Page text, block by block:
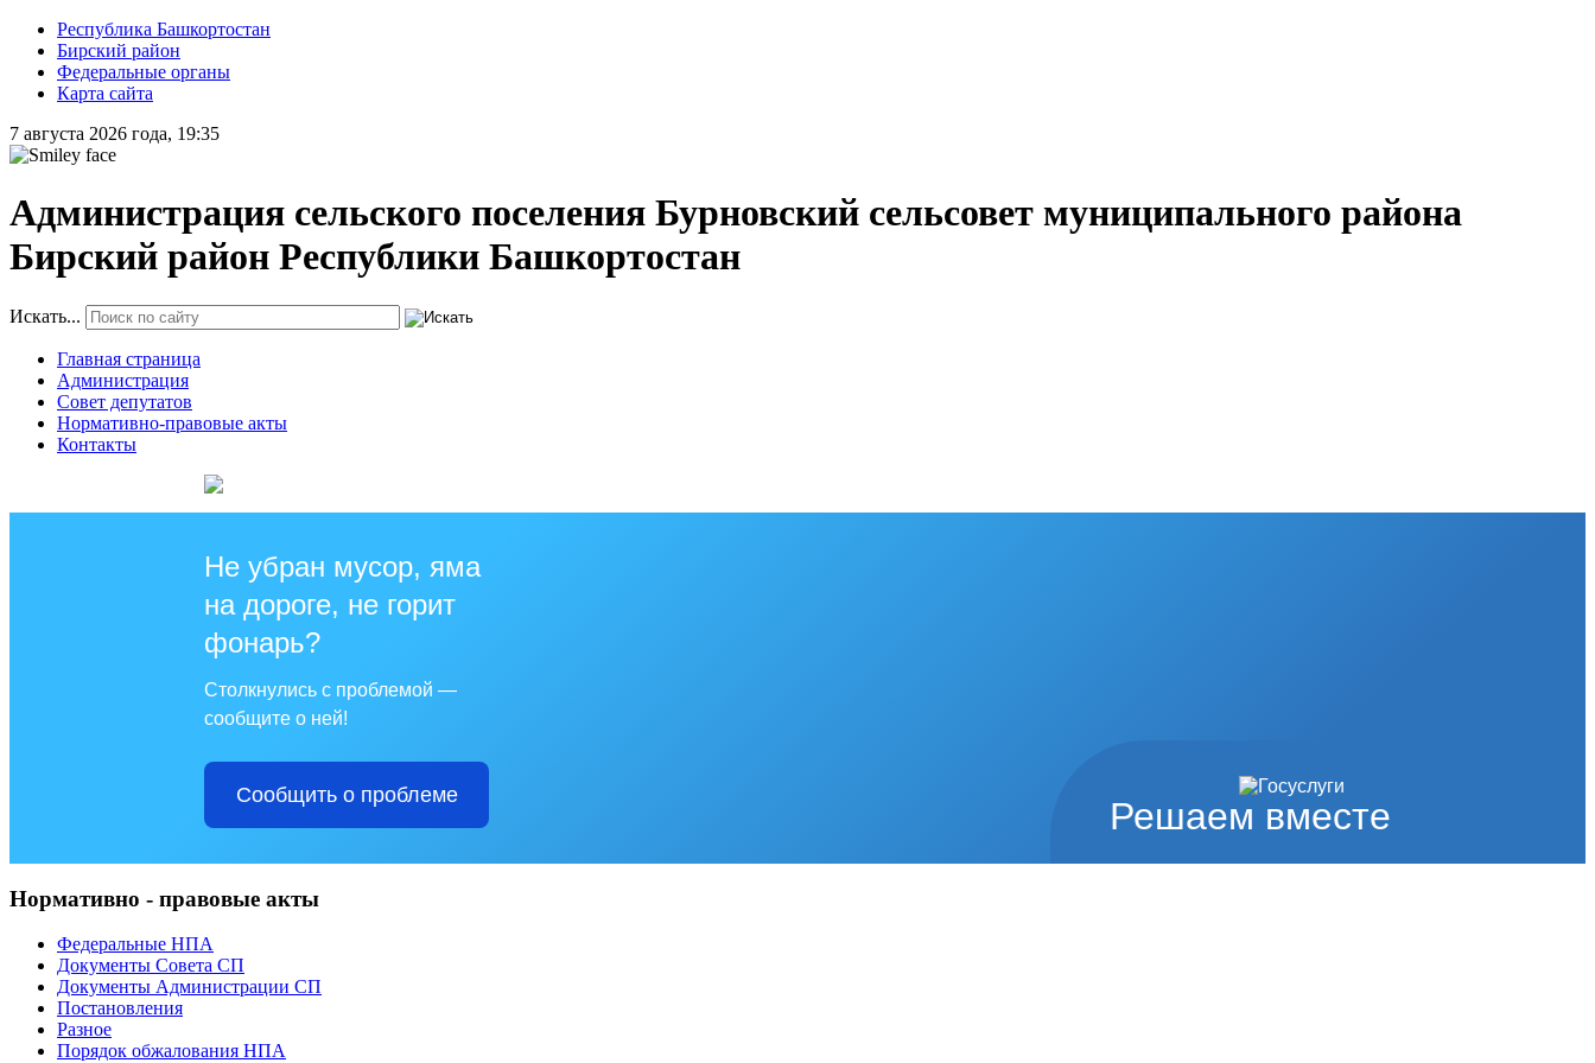
Республика Башкортостан
Бирский район
Федеральные органы
Карта сайта
7 августа 2026 года, 19:35
Администрация сельского поселения Бурновский сельсовет муниципального района
Бирский район Республики Башкортостан
Искать...
Главная страница
Администрация
Совет депутатов
Нормативно-правовые акты
Контакты
Решаем вместе
Не убран мусор, яма
на дороге, не горит
фонарь?
Столкнулись с проблемой —
сообщите о ней!
Сообщить о проблеме
Нормативно - правовые акты
Федеральные НПА
Документы Совета СП
Документы Администрации СП
Постановления
Разное
Порядок обжалования НПА